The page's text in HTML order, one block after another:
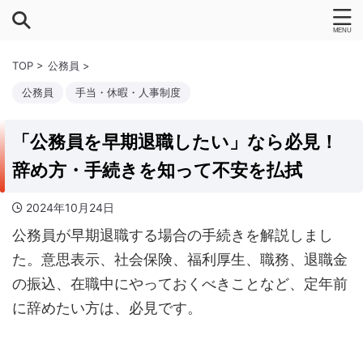
TOP > 公務員 >
公務員 手当・休暇・人事制度
「公務員を早期退職したい」なら必見！
辞め方・手続きを知って不安を払拭
2024年10月24日
公務員が早期退職する場合の手続きを解説しまし
た。意思表示、社会保険、福利厚生、職務、退職金
の振込、在職中にやっておくべきことなど、定年前
に辞めたい方は、必見です。